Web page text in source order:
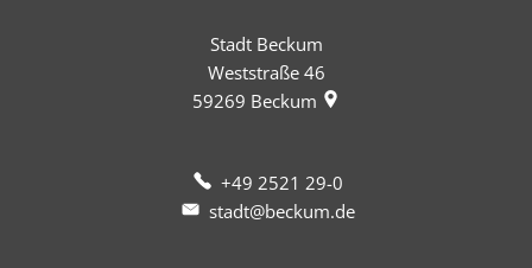
Stadt Beckum
Weststraße 46
59269 Beckum
+49 2521 29-0
stadt@beckum.de